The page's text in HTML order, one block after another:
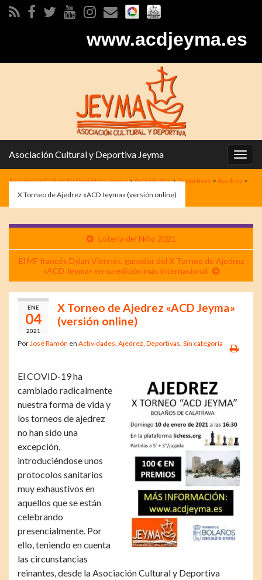
www.acdjeyma.es
la
Asociación Cultural y Deportiva Jeyma
Asociación Cultural y Deportiva Jeyma>Actividades>Deportivas > Ajedrez >
X Torneo de Ajedrez «ACD Jeyma» (versión online)
Lotería del Niño 2021
El MF francés Dylan Viennot, ganador del X Torneo de Ajedrez
«ACD Jeyma» en su edición más internacional
ENE
04
2021
X Torneo de Ajedrez «ACD Jeyma»
(versión online)
Por José Ramón en Actividades Ajedrez Deportivas Sin categoría
El COVID-19 ha
cambiado radicalmente
nuestra forma de vida y
los torneos de ajedrez
no han sido una
excepción,
introduciéndose unos
protocolos sanitarios
muy exhaustivos en
aquellos que se están
celebrando
presencialmente. Por
ello, teniendo en cuenta
las circunstancias
reinantes, desde la Asociación Cultural y Deportiva